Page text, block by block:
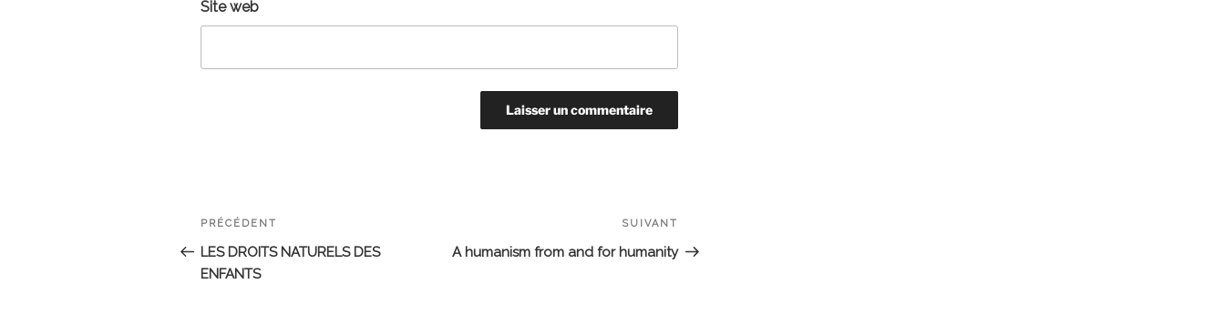
Site web
Navigation
de
l’article
Article
précédent
PRÉCÉDENT
LES DROITS NATURELS DES
ENFANTS
suivant
SUIVANT
A humanism from and for humanity